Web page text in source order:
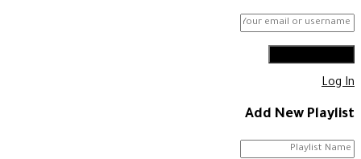
Log In
Add New Playlist